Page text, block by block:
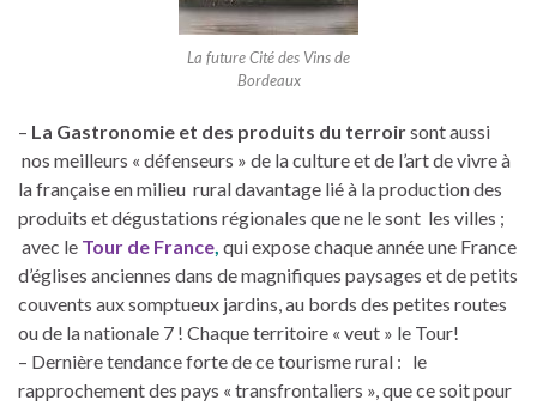
La future Cité des Vins de
Bordeaux
– La Gastronomie et des produits du terroirsont aussi
nos meilleurs « défenseurs » de la culture et de l’art de vivre à
la française en milieu rural davantage lié à la production des
produits et dégustations régionales que ne le sont les villes ;
avec le Tour de France, qui expose chaque année une France
d’églises anciennes dans de magnifiques paysages et de petits
couvents aux somptueux jardins, au bords des petites routes
ou de la nationale 7 ! Chaque territoire « veut » le Tour!
– Dernière tendance forte de ce tourisme rural : le
rapprochement des pays « transfrontaliers », que ce soit pour